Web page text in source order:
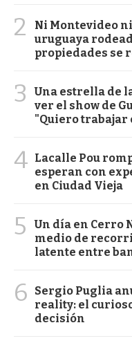
2
Ni Montevideo
uruguaya
propiedades se
3
Una estrella de
ver el show de
"Quiero trabajar
4 Lacalle Pou
esperan con
en Ciudad Vieja
5
Un día en Cerro
medio de
latente entre
6
Sergio Puglia
reality: el
decisión